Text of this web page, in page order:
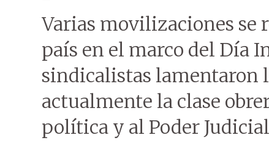
Varias movilizaciones se
país en el marco del Día
sindicalistas lamentaron
actualmente la clase
política y al Poder